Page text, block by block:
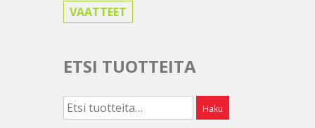
VAATTEET
ETSI TUOTTEITA
Etsi: Haku